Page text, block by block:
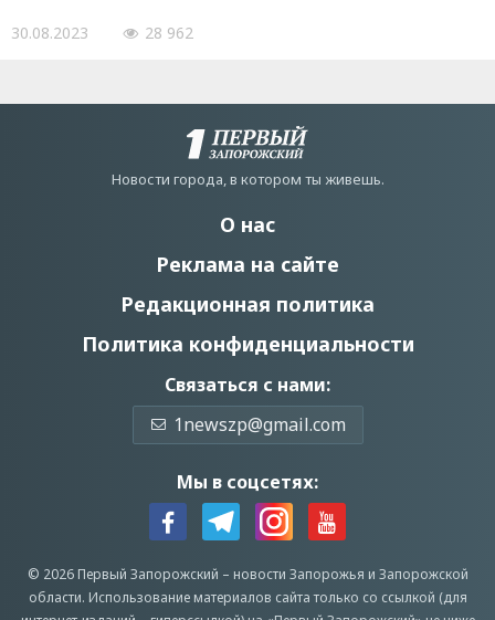
30.08.2023 28 962
Новости города, в котором ты живешь.
О нас
Реклама на сайте
Редакционная политика
Политика конфиденциальности
Связаться с нами:
1newszp@gmail.com
Мы в соцсетях:
© 2026 Первый Запорожский – новости Запорожья и Запорожской
области. Использование материалов сайта только со ссылкой (для